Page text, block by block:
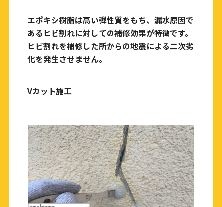
エポキシ樹脂は高い弾性質をもち、漏水原因で
あるヒビ割れに対しての補修効果が特徴です。
ヒビ割れを補修した所からの地震による二次劣
化を発生させません。
Vカット施工